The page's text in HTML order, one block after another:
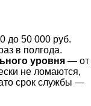
до 50 000 руб.
в полгода.
уровня — от
не ломаются,
срок службы —